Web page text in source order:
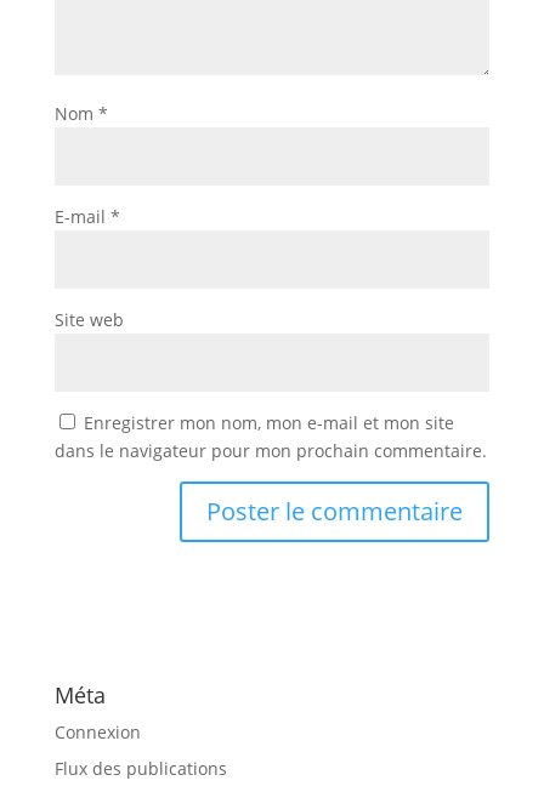
Nom *
E-mail *
Site web
Enregistrer mon nom, mon e-mail et mon site
dans le navigateur pour mon prochain commentaire.
Méta
Connexion
Flux des publications